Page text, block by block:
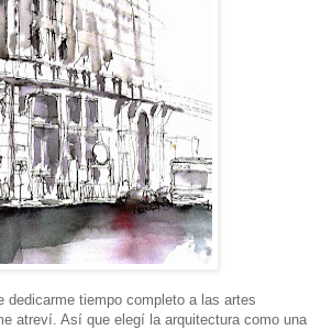
dedicarme tiempo completo a las artes
atreví. Así que elegí la arquitectura como una